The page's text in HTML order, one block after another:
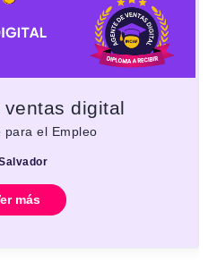
digital
para el Empleo
más